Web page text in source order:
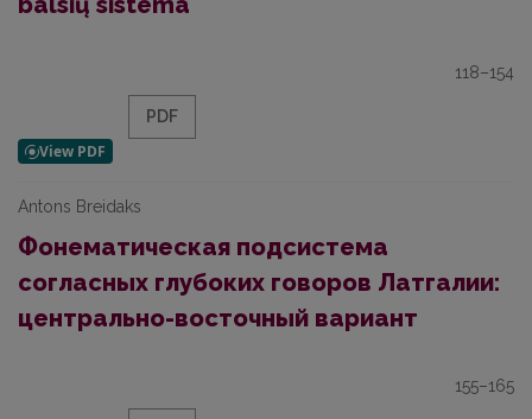
118–154
PDF
Antons Breidaks
Фонематическая подсистема
согласных глубоких говоров Латгалии:
центрально-восточный вариант
155–165